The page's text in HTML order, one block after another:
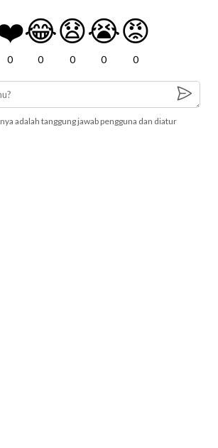
0
😂
0
😧
0
😭
0
😡
0
adalah tanggung jawab pengguna dan diatur